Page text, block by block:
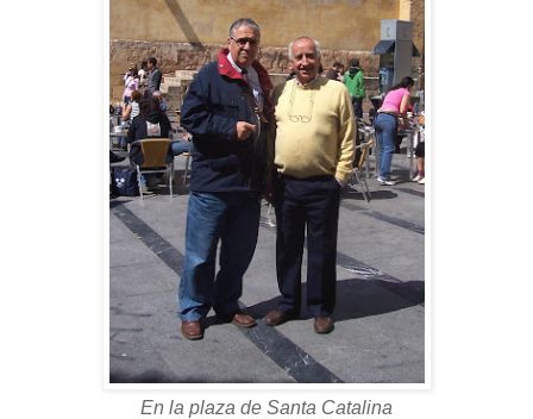
En la plaza de Santa Catalina